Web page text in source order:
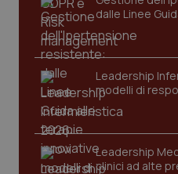
dalle Linee
Leadership
modelli di
Leadership
clinici ad alte